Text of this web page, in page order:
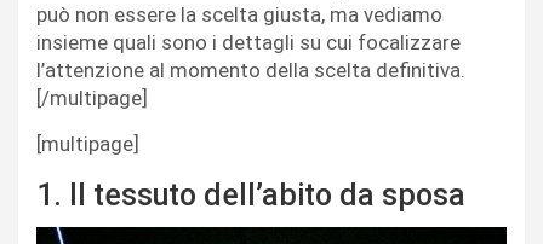
può non essere la scelta giusta, ma vediamo
insieme quali sono i dettagli su cui focalizzare
l’attenzione al momento della scelta definitiva.
[/multipage]
[multipage]
1. Il tessuto dell’abito da sposa